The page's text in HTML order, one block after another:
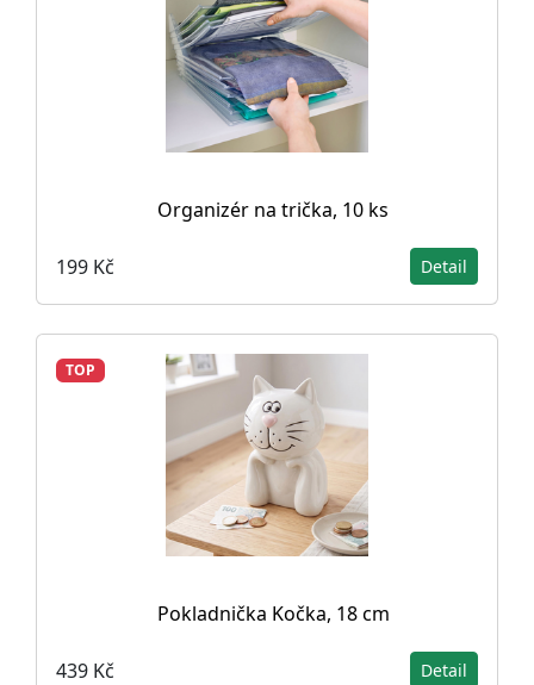
Organizér na trička, 10 ks
199 Kč Detail
TOP
Pokladnička Kočka, 18 cm
439 Kč Detail